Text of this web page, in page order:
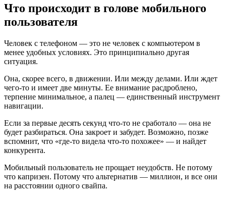
Что происходит в голове мобильного
пользователя
Человек с телефоном — это не человек с компьютером в
менее удобных условиях. Это принципиально другая
ситуация.
Она, скорее всего, в движении. Или между делами. Или ждет
чего-то и имеет две минуты. Ее внимание расдроблено,
терпение минимальное, а палец — единственный инструмент
навигации.
Если за первые десять секунд что-то не сработало — она не
будет разбираться. Она закроет и забудет. Возможно, позже
вспомнит, что «где-то видела что-то похожее» — и найдет
конкурента.
Мобильный пользователь не прощает неудобств. Не потому
что капризен. Потому что альтернатив — миллион, и все они
на расстоянии одного свайпа.